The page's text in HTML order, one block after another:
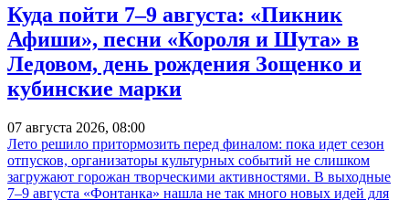
Куда пойти 7–9 августа: «Пикник
Афиши», песни «Короля и Шута» в
Ледовом, день рождения Зощенко и
кубинские марки
07 августа 2026, 08:00
Лето решило притормозить перед финалом: пока идет сезон
отпусков, организаторы культурных событий не слишком
загружают горожан творческими активностями. В выходные
7–9 августа «Фонтанка» нашла не так много новых идей для